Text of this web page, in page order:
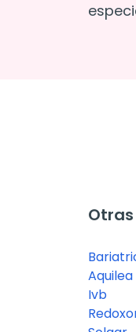
Aquilea
Ivb